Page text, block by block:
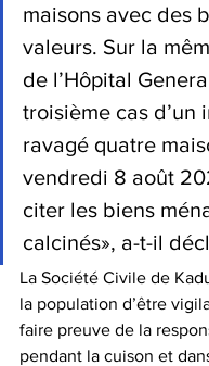
maisons avec des
valeurs. Sur la
de l’Hôpital
troisième cas d’un
ravagé quatre
vendredi 8 août
citer les biens
calcinés», a-t-il
La Société Civile de
la population d’être
faire preuve de la
pendant la cuison et